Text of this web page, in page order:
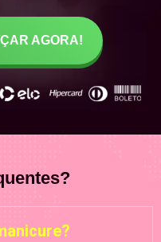
AGORA!